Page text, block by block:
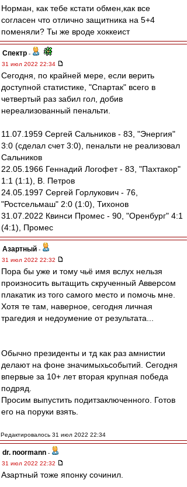
Норман, как тебе кстати обмен,как все
согласен что отлично защитника на 5+4
поменяли? Ты же вроде хоккеист
Спектр -
31 июл 2022 22:34
Сегодня, по крайней мере, если верить
доступной статистике, "Спартак" всего в
четвертый раз забил гол, добив
нереализованный пенальти.
11.07.1959 Сергей Сальников - 83, "Энергия"
3:0 (сделал счет 3:0), пенальти не реализовал
Сальников
22.05.1966 Геннадий Логофет - 83, "Пахтакор"
1:1 (1:1), В. Петров
24.05.1997 Сергей Горлукович - 76,
"Ростсельмаш" 2:0 (1:0), Тихонов
31.07.2022 Квинси Промес - 90, "Оренбург" 4:1
(4:1), Промес
Азартный -
31 июл 2022 22:32
Пора бы уже и тому чьё имя вслух нельзя
произносить вытащить скрученный Авверсом
плакатик из того самого место и помочь мне.
Хотя те там, наверное, сегодня личная
трагедия и недоумение от результата...
Обычно президенты и тд как раз амнистии
делают на фоне значимыхьсобытий. Сегодня
впервые за 10+ лет вторая крупная победа
подряд.
Просим выпустить подитзаключенного. Готов
его на поруки взять.
Редактировалось 31 июл 2022 22:34
dr. noormann -
31 июл 2022 22:32
Азартный тоже японку сочинил.